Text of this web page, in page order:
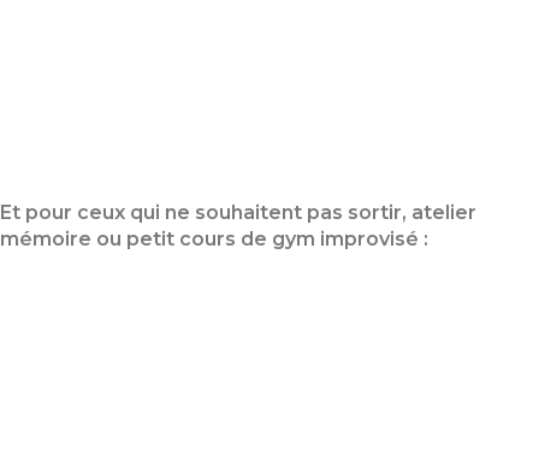
Et pour ceux qui ne souhaitent pas sortir, atelier
mémoire ou petit cours de gym improvisé :